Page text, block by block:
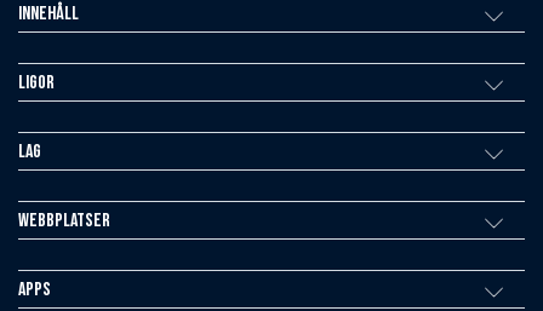
Innehåll
Ligor
Lag
Webbplatser
Apps